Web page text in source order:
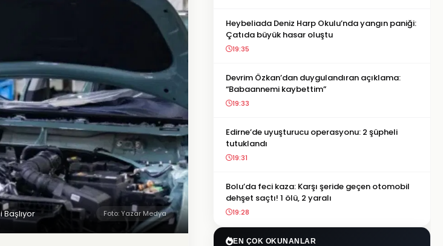
Başlıyor Foto: Yazar Medya
Heybeliada Deniz Harp Okulu’nda yangın paniği:
Çatıda büyük hasar oluştu
19:35
Devrim Özkan’dan duygulandıran açıklama:
“Babaannemi kaybettim”
19:33
Edirne’de uyuşturucu operasyonu: 2 şüpheli
tutuklandı
19:31
Bolu’da feci kaza: Karşı şeride geçen otomobil
dehşet saçtı! 1 ölü, 2 yaralı
19:28
EN ÇOK OKUNANLAR